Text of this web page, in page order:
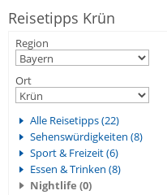
Reisetipps Krün
Region
Ort
Alle Reisetipps (22)
Sehenswürdigkeiten (8)
Sport & Freizeit (6)
Essen & Trinken (8)
Nightlife (0)